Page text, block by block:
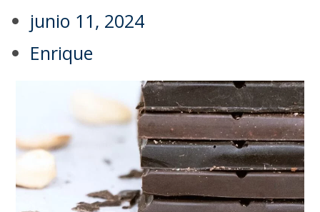
junio 11, 2024
Enrique